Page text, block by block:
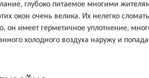
глубоко питаемое многими
окон очень велика. Их нелегко
он имеет герметичное уплотнение,
холодного воздуха наружу и